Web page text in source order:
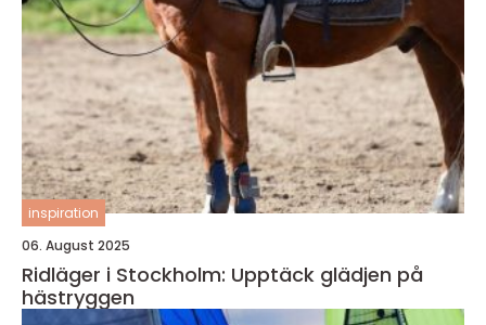
inspiration
06. August 2025
Ridläger i Stockholm: Upptäck glädjen på
hästryggen